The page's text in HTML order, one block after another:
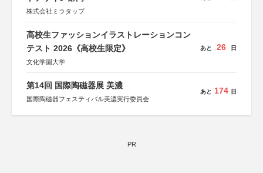
株式会社ミラタップ
高校生ファッションイラストレーションコン
テスト 2026《高校生限定》
文化学園大学
あと 26 日
第14回 国際陶磁器展 美濃
国際陶磁器フェスティバル美濃実行委員会
あと 174 日
PR